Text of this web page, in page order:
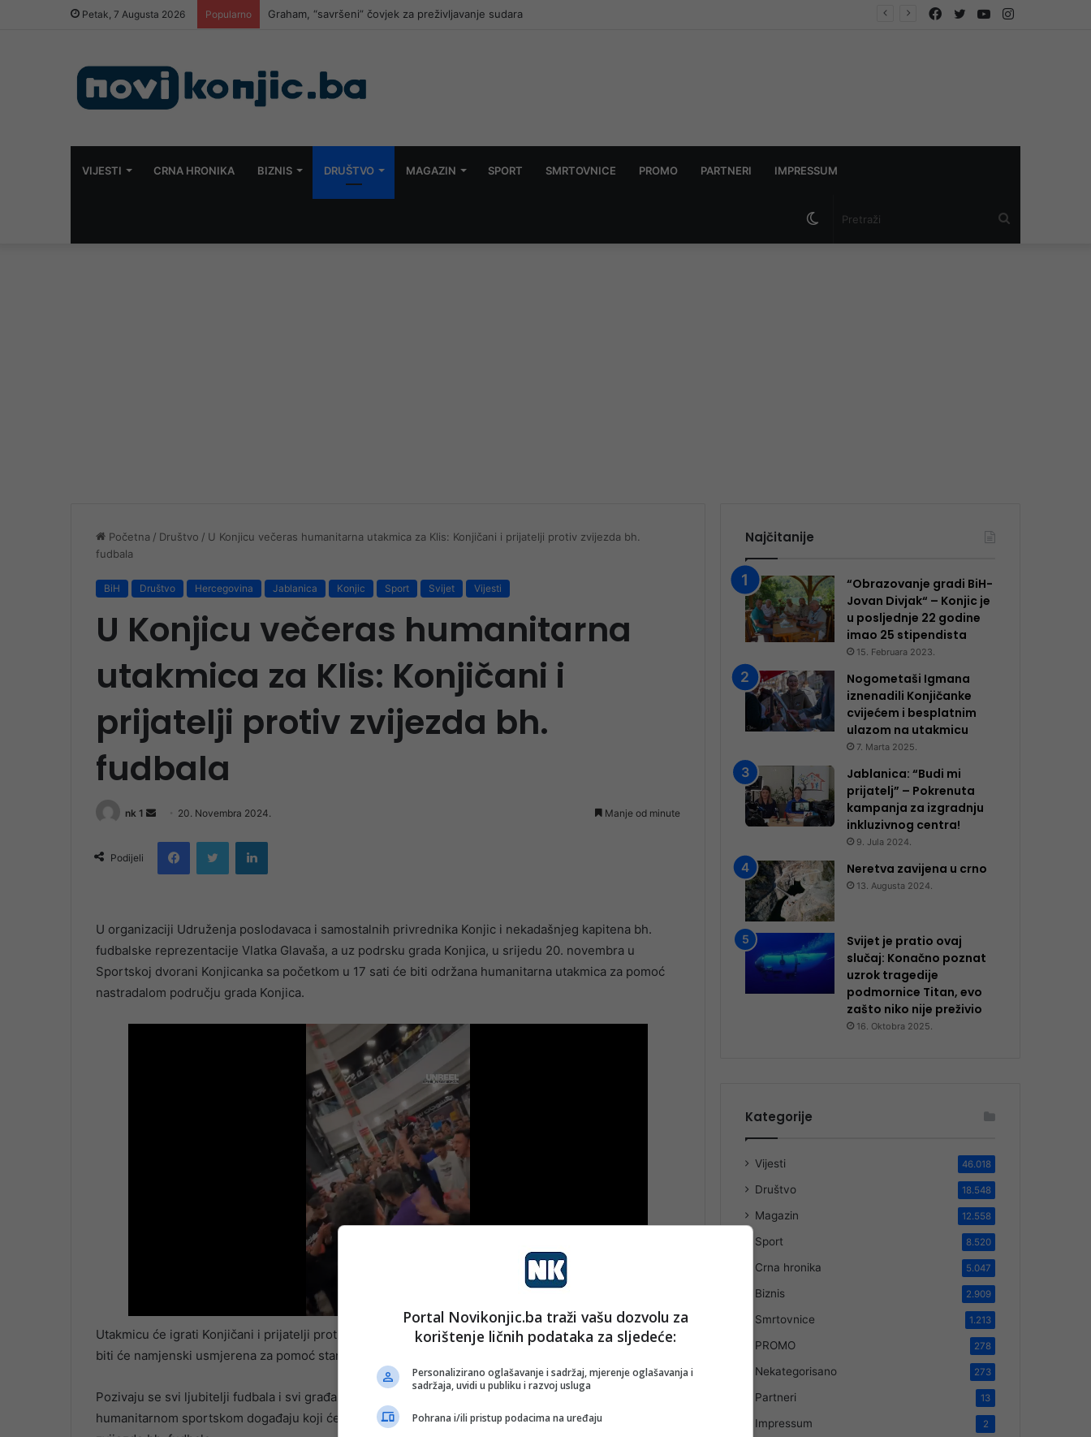
Petak, 7 Augusta 2026 Popularno Graham, “savršeni” čovjek za preživljavanje sudara Instagram
YouTube
Twitter
Facebook
VIJESTI CRNA HRONIKA BIZNIS DRUŠTVO MAGAZIN SPORT SMRTOVNICE PROMO PARTNERI IMPRESSUM
Switch
Početna / Društvo / U Konjicu večeras humanitarna utakmica za Klis: Konjičani i prijatelji protiv zvijezda bh.
fudbala
BiH Društvo Hercegovina Jablanica Konjic Sport Svijet Vijesti
U Konjicu večeras humanitarna
utakmica za Klis: Konjičani i
prijatelji protiv zvijezda bh.
fudbala
nk 1
Send
email
20. Novembra 2024. Manje od minute
Podijeli
FacebookTwitter LinkedIn
U organizaciji Udruženja poslodavaca i samostalnih privrednika Konjic i nekadašnjeg kapitena bh.
fudbalske reprezentacije Vlatka Glavaša, a uz podrsku grada Konjica, u srijedu 20. novembra u
Sportskoj dvorani Konjicanka sa početkom u 17 sati će biti održana humanitarna utakmica za pomoć
nastradalom području grada Konjica.
Utakmicu će igrati Konjičani i prijatelji protiv zvijezda bh. fudbala. Sredstava prikupljena od posjetilaca
biti će namjenski usmjerena za pomoć stanovnicima pogođenim prirodnom nesrećom.
Pozivaju se svi ljubitelji fudbala i svi građani Konjica da prisustvom utakmici daju svoj doprinos ovom
humanitarnom sportskom događaju koji će na jednom mjestu okupiti poznate sportiste iz Konjica i
Najčitanije
“Obrazovanje gradi BiH-
Jovan Divjak“ – Konjic je
u posljednje 22 godine
imao 25 ​​stipendista
15. Februara 2023.
Nogometaši Igmana
iznenadili Konjičanke
cvijećem i besplatnim
ulazom na utakmicu
7. Marta 2025.
Jablanica: “Budi mi
prijatelj” – Pokrenuta
kampanja za izgradnju
inkluzivnog centra!
9. Jula 2024.
Neretva zavijena u crno
13. Augusta 2024.
Svijet je pratio ovaj
slučaj: Konačno poznat
uzrok tragedije
podmornice Titan, evo
zašto niko nije preživio
16. Oktobra 2025.
Kategorije
Vijesti 46.018
Društvo 18.548
Magazin 12.558
Sport 8.520
Crna hronika 5.047
Biznis 2.909
Smrtovnice 1.213
PROMO 278
Nekategorisano 273
Partneri 13
Impressum 2
Portal Novikonjic.ba traži vašu dozvolu za
korištenje ličnih podataka za sljedeće:
Personalizirano oglašavanje i sadržaj, mjerenje oglašavanja i
sadržaja, uvidi u publiku i razvoj usluga
Pohrana i/ili pristup podacima na uređaju